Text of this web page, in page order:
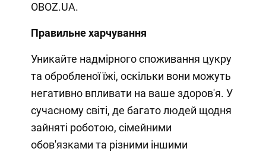
OBOZ.UA.
Правильне харчування
Уникайте надмірного споживання цукру
та обробленої їжі, оскільки вони можуть
негативно впливати на ваше здоров'я. У
сучасному світі, де багато людей щодня
зайняті роботою, сімейними
обов'язками та різними іншими